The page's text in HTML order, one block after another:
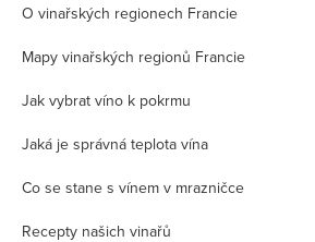
O vinařských regionech Francie
Mapy vinařských regionů Francie
Jak vybrat víno k pokrmu
Jaká je správná teplota vína
Co se stane s vínem v mrazničce
Recepty našich vinařů